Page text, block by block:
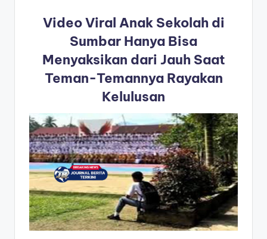
Video Viral Anak Sekolah di
Sumbar Hanya Bisa
Menyaksikan dari Jauh Saat
Teman-Temannya Rayakan
Kelulusan